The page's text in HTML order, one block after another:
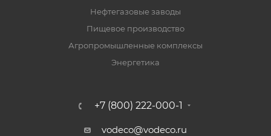
Нефтегазовые заводы
Пищевое производство
Агропромышленные комплексы
Энергетика
+7 (800) 222-000-1
vodeco@vodeco.ru